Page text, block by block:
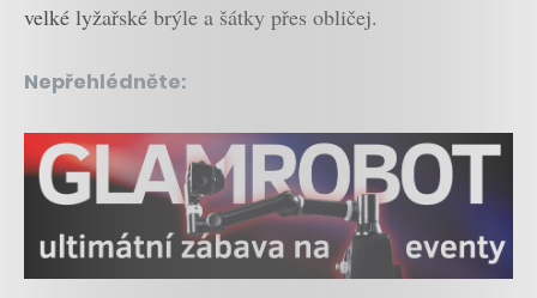
velké lyžařské brýle a šátky přes obličej.
Nepřehlédněte: